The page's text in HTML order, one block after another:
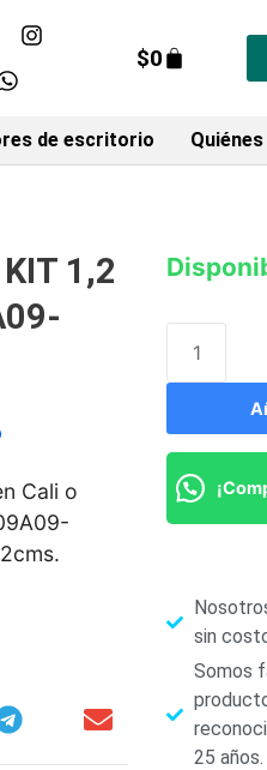
$0
de escritorio
KIT 1,2
Cali o
sin
Somos
25 años.